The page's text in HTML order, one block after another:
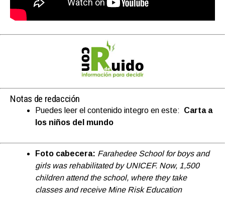
Notas de redacción
Puedes leer el contenido integro en este: Carta a
los niños del mundo
Foto cabecera: Farahedee School for boys and
girls was rehabilitated by UNICEF. Now, 1,500
children attend the school, where they take
classes and receive Mine Risk Education